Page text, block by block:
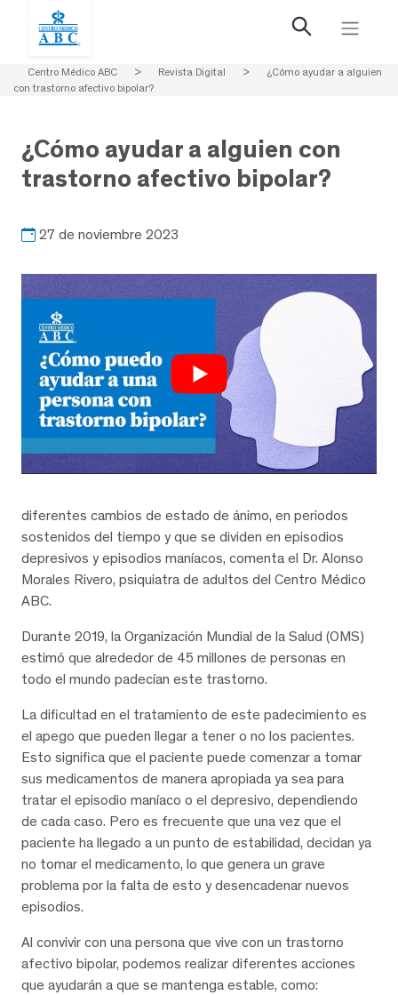
Centro Médico ABC > Revista Digital >
¿Cómo ayudar a alguien
con trastorno afectivo bipolar?
¿Cómo ayudar a alguien con
trastorno afectivo bipolar?
27 de noviembre 2023
diferentes cambios de estado de ánimo, en periodos
sostenidos del tiempo y que se dividen en episodios
depresivos y episodios maníacos, comenta el Dr. Alonso
Morales Rivero, psiquiatra de adultos del Centro Médico
ABC.
Durante 2019, la Organización Mundial de la Salud (OMS)
estimó que alrededor de 45 millones de personas en
todo el mundo padecían este trastorno.
La dificultad en el tratamiento de este padecimiento es
el apego que pueden llegar a tener o no los pacientes.
Esto significa que el paciente puede comenzar a tomar
sus medicamentos de manera apropiada ya sea para
tratar el episodio maníaco o el depresivo, dependiendo
de cada caso. Pero es frecuente que una vez que el
paciente ha llegado a un punto de estabilidad, decidan ya
no tomar el medicamento, lo que genera un grave
problema por la falta de esto y desencadenar nuevos
episodios.
Al convivir con una persona que vive con un trastorno
afectivo bipolar, podemos realizar diferentes acciones
que ayudarán a que se mantenga estable, como: